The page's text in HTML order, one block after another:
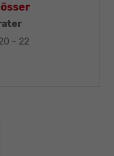
Meister
32